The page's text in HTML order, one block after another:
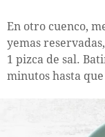
En otro cuenco,
yemas
1 pizca de sal.
minutos hasta